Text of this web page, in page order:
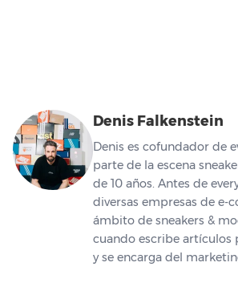
Denis Falkenstein
Denis es cofundador de
parte de la escena
de 10 años. Antes de
diversas empresas de e-
ámbito de sneakers &
cuando escribe artículos
y se encarga del